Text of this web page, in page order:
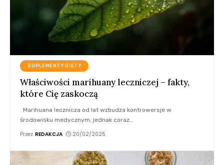
SUPLEMENTY DIETY
Właściwości marihuany leczniczej – fakty,
które Cię zaskoczą
Marihuana lecznicza od lat wzbudza kontrowersje w
środowisku medycznym, jednak coraz…
Przez REDAKCJA 20/02/2025